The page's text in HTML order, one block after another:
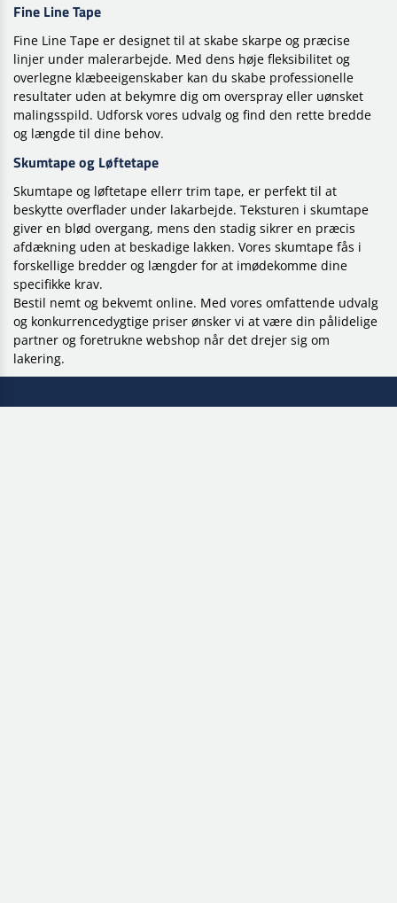
Fine Line Tape
Fine Line Tape er designet til at skabe skarpe og præcise
linjer under malerarbejde. Med dens høje fleksibilitet og
overlegne klæbeeigenskaber kan du skabe professionelle
resultater uden at bekymre dig om overspray eller uønsket
malingsspild. Udforsk vores udvalg og find den rette bredde
og længde til dine behov.
Skumtape og Løftetape
Skumtape og løftetape ellerr trim tape, er perfekt til at
beskytte overflader under lakarbejde. Teksturen i skumtape
giver en blød overgang, mens den stadig sikrer en præcis
afdækning uden at beskadige lakken. Vores skumtape fås i
forskellige bredder og længder for at imødekomme dine
specifikke krav.
Bestil nemt og bekvemt online. Med vores omfattende udvalg
og konkurrencedygtige priser ønsker vi at være din pålidelige
partner og foretrukne webshop når det drejer sig om
lakering.